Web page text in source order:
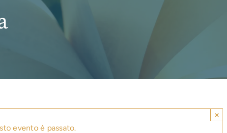
evento è passato.
×